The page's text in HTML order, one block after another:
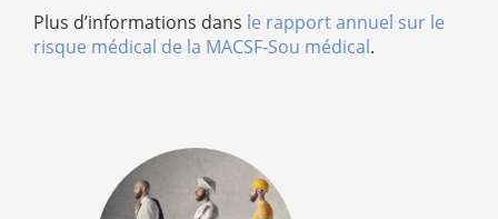
Plus d’informations dans le rapport annuel sur le
risque médical de la MACSF-Sou médical.